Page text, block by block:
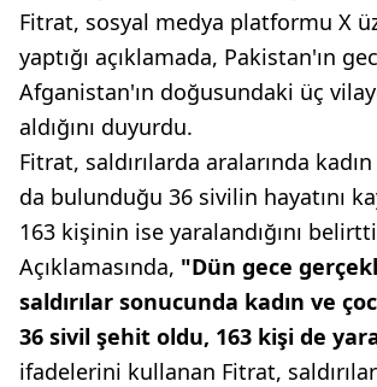
Fitrat, sosyal medya platformu X
yaptığı açıklamada, Pakistan'ın
Afganistan'ın doğusundaki üç
aldığını duyurdu.
Fitrat, saldırılarda aralarında
da bulunduğu 36 sivilin hayatını
163 kişinin ise yaralandığını
Açıklamasında, "Dün gece
saldırılar sonucunda kadın ve
36 sivil şehit oldu, 163 kişi de
ifadelerini kullanan Fitrat,